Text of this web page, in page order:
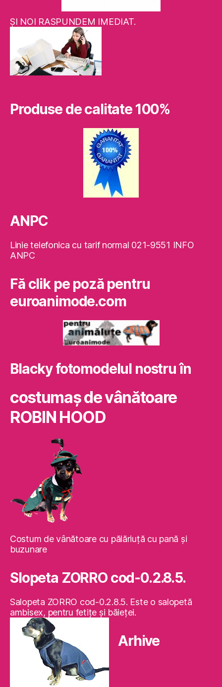
ŞI NOI RASPUNDEM IMEDIAT.
Produse de calitate 100%
ANPC
Linie telefonica cu tarif normal 021-9551 INFO
ANPC
Fă clik pe poză pentru
euroanimode.com
Blacky fotomodelul nostru în
costumaş de vânătoare
ROBIN HOOD
Costum de vânătoare cu pălăriuţă cu pană şi
buzunare
Slopeta ZORRO cod-0.2.8.5.
Salopeta ZORRO cod-0.2.8.5. Este o salopetă
ambisex, pentru fetiţe şi băieţei.
Arhive